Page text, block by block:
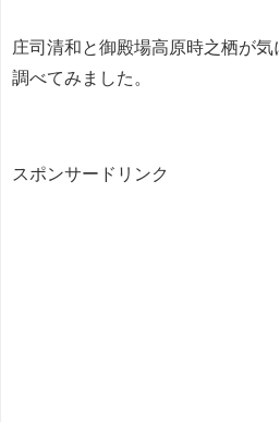
庄司清和と御殿場高原時之栖が気
調べてみました。
スポンサードリンク